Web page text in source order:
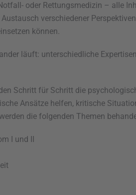
oder Rettungsmedizin – alle
verschiedener
können.
läuft: unterschiedliche
Schritt für Schritt die
Ansätze helfen, kritische
die folgenden Themen
I und II